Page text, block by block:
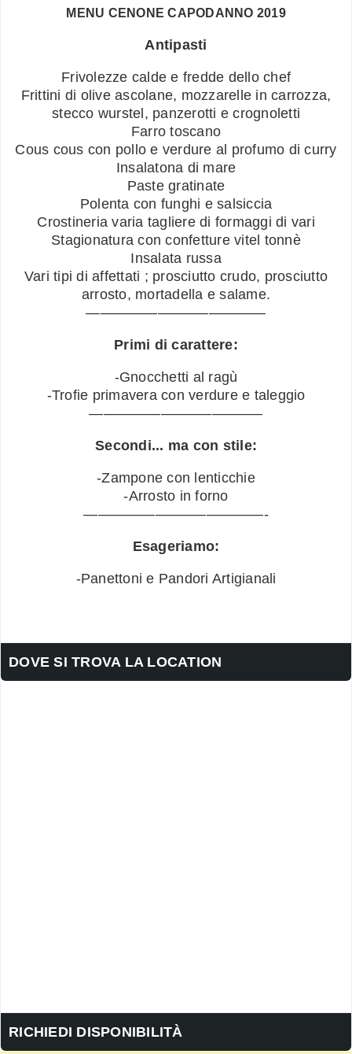
MENU CENONE CAPODANNO 2019
Antipasti
Frivolezze calde e fredde dello chef
Frittini di olive ascolane, mozzarelle in carrozza,
stecco wurstel, panzerotti e crognoletti
Farro toscano
Cous cous con pollo e verdure al profumo di curry
Insalatona di mare
Paste gratinate
Polenta con funghi e salsiccia
Crostineria varia tagliere di formaggi di vari
Stagionatura con confetture vitel tonnè
Insalata russa
Vari tipi di affettati ; prosciutto crudo, prosciutto
arrosto, mortadella e salame.
————————–————
Primi di carattere:
-Gnocchetti al ragù
-Trofie primavera con verdure e taleggio
————————–———–
Secondi... ma con stile:
-Zampone con lenticchie
-Arrosto in forno
————————–————-
Esageriamo:
-Panettoni e Pandori Artigianali
DOVE SI TROVA LA LOCATION
RICHIEDI DISPONIBILITÀ